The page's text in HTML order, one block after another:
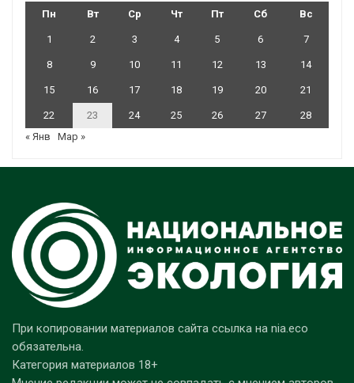
Пн Вт Ср Чт Пт Сб Вс
1 2 3 4 5 6 7
8 9 10 11 12 13 14
15 16 17 18 19 20 21
22 23 24 25 26 27
28
« Янв
Мар »
При копировании материалов сайта ссылка на nia.eco
обязательна.
Категория материалов 18+